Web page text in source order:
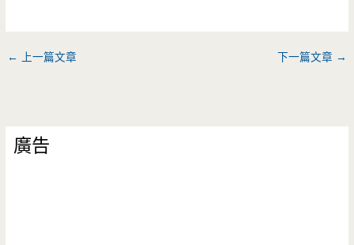
← 上一篇文章 下一篇文章 →
廣告